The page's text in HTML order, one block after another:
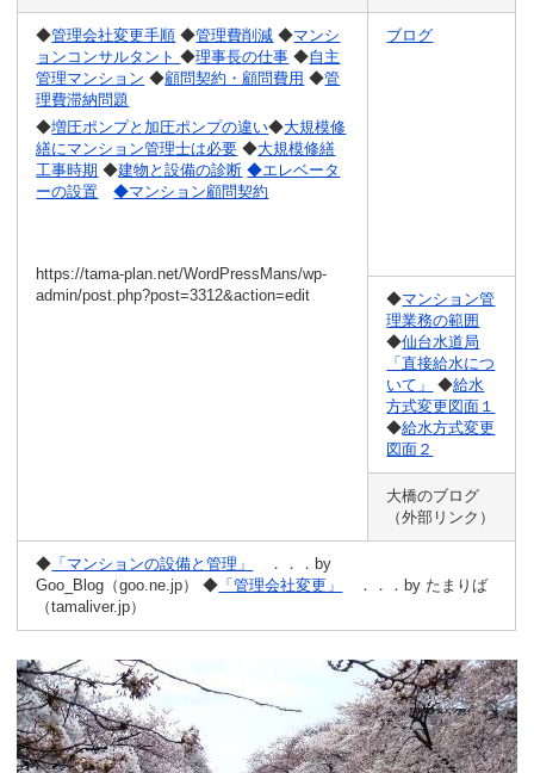
◆管理会社変更手順 ◆管理費削減 ◆マンシ
ョンコンサルタント◆理事長の仕事 ◆自主
管理マンション ◆顧問契約・顧問費用 ◆管
理費滞納問題
◆増圧ポンプと加圧ポンプの違い◆大規模修
繕にマンション管理士は必要 ◆大規模修繕
工事時期 ◆建物と設備の診断 ◆エレベータ
ーの設置
◆マンション顧問契約
https://tama-plan.net/WordPressMans/wp-
admin/post.php?post=3312&action=edit
ブログ
◆マンション管
理業務の範囲
◆仙台水道局
「直接給水につ
いて」
◆給水
方式変更図面１
◆給水方式変更
図面２
大橋のブログ
（外部リンク）
◆ 「マンションの設備と管理」
．．．by
Goo_Blog（goo.ne.jp） ◆ 「管理会社変更」
．．．by たまりば
（tamaliver.jp）